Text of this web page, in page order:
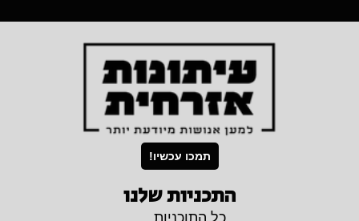
תמכו עכשיו!
התכניות שלנו